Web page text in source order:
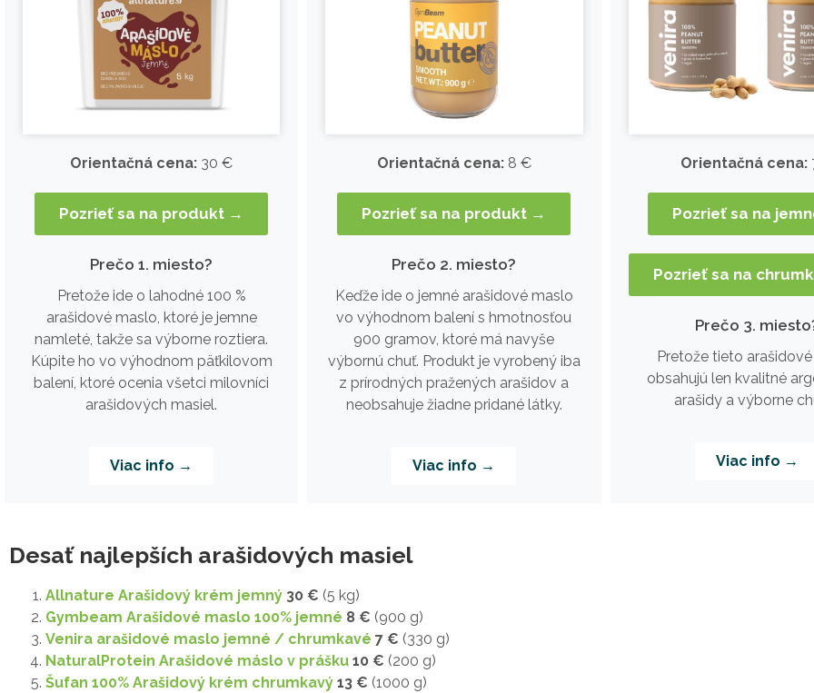
Orientačná cena: 30 €
Pozrieť sa na produkt →
Prečo 1. miesto?
Pretože ide o lahodné 100 %
arašidové maslo, ktoré je jemne
namleté, takže sa výborne roztiera.
Kúpite ho vo výhodnom päťkilovom
balení, ktoré ocenia všetci milovníci
arašidových masiel.
Viac info →
Orientačná cena:8 €
Pozrieť sa na produkt →
Prečo 2. miesto?
Keďže ide o jemné arašidové maslo
vo výhodnom balení s hmotnosťou
900 gramov, ktoré má navyše
výbornú chuť. Produkt je vyrobený iba
z prírodných pražených arašidov a
neobsahuje žiadne pridané látky.
Viac info →
Orientačná cena:
Pozrieť sa na
Pozrieť sa na
Prečo 3.
Pretože tieto
obsahujú len kvalitné
arašidy a výborne
Viac info →
Desať najlepších arašidových masiel
Allnature Arašidový krém jemný 30 € (5 kg)
Gymbeam Arašidové maslo 100% jemné 8 € (900 g)
Venira arašidové maslo jemné / chrumkavé 7 € (330 g)
NaturalProtein Arašidové máslo v prášku 10 € (200 g)
Šufan 100% Arašidový krém chrumkavý 13 € (1000 g)